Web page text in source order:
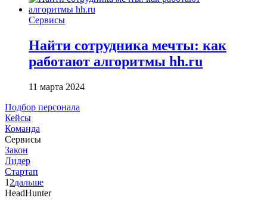
Сервисы
Найти сотрудника мечты: как
работают алгоритмы hh.ru
11 марта 2024
Подбор персонала
Кейсы
Команда
Сервисы
Закон
Лидер
Стартап
1 2дальше
HeadHunter